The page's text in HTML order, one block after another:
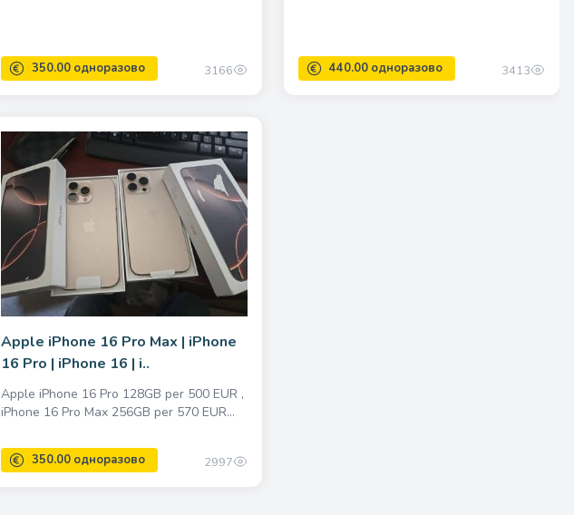
350.00 одноразово
3166 3413
Apple iPhone 16 Pro Max | iPhone
16 Pro | iPhone 16 | i..
Apple iPhone 16 Pro 128GB per 500 EUR ,
iPhone 16 Pro Max 256GB per 570 EUR...
2997